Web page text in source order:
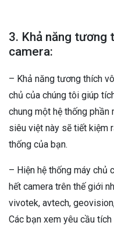
3. Khả năng tương
camera:
– Khả năng tương thích
chủ của chúng tôi giúp
chung một hệ thống
siêu việt này sẽ tiết kiệm
thống của bạn.
– Hiện hệ thống máy chủ
hết camera trên thế giới
vivotek, avtech,
Các bạn xem yêu cầu